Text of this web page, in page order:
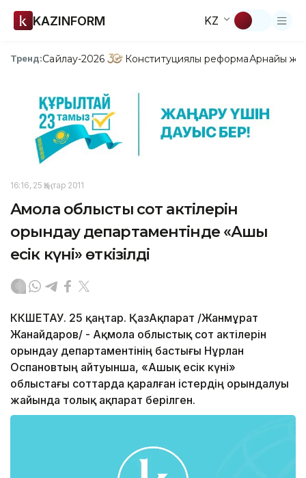
KAZINFORM KZ
Тренд:Сайлау-2026 Конституциялық реформаАрнайы
16:16, 25 Қаңтар 2011
Ақмола облыстық сот актілерін
орындау департаментінде «Ашық
есік күні» өткізілді
КӨКШЕТАУ. 25 қаңтар. ҚазАқпарат /Жанмұрат
Жанайдаров/ - Ақмола облыстық сот актілерін
орындау департаментінің бастығы Нұрлан
Оспановтың айтуынша, «Ашық есік күні»
облыстағы соттарда қаралған істердің орындалуы
жайында толық ақпарат берілген.